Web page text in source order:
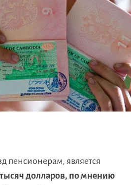
пенсионерам, является
долларов, по мнению